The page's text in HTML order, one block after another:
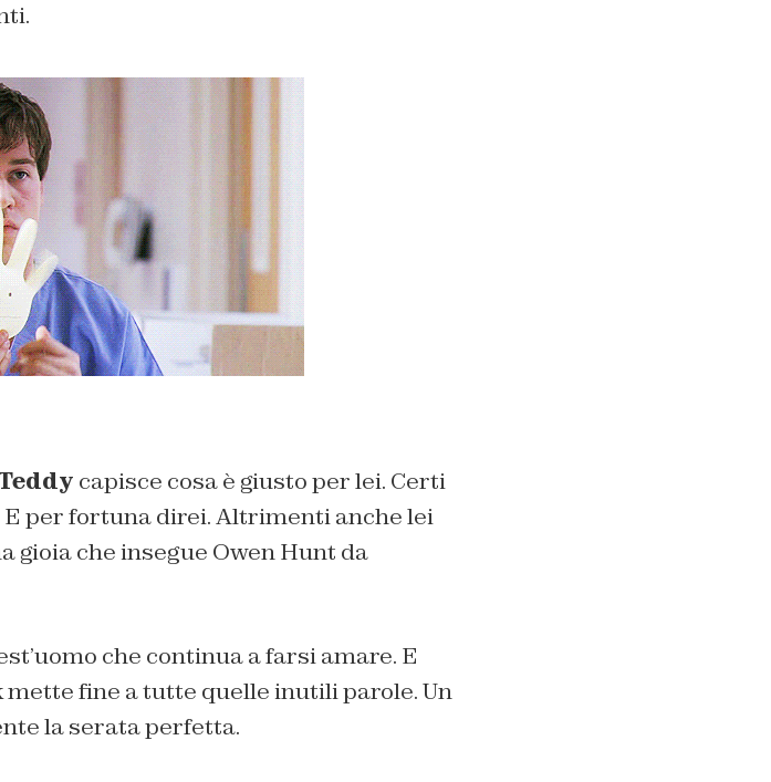
capisce cosa è giusto per lei. Certi
per fortuna direi. Altrimenti anche lei
gioia che insegue Owen Hunt da
che continua a farsi amare. E
fine a tutte quelle inutili parole. Un
la serata perfetta.